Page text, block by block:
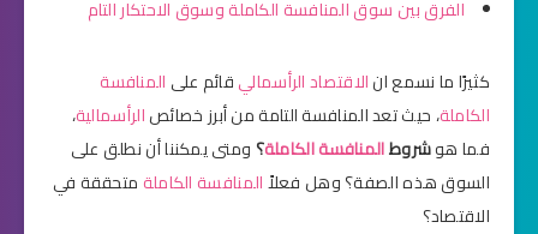
الفرق بين سوق المنافسة الكاملة وسوق الاحتكار التام
كثيرًا ما نسمع انالاقتصاد الرأسماليقائم على المنافسة
الكاملة، حيث تعد المنافسة التامة من أبرز خصائصالرأسمالية،
فما هوشروطالمنافسة الكاملة؟ ومتى يمكننا أن نطلق على
السوق هذه الصفة؟ وهل فعلاًالمنافسة الكاملة متحققة في
الاقتصاد؟